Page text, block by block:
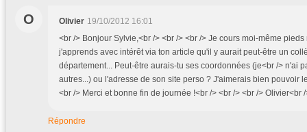
O Olivier 19/10/2012 16:01
<br /> Bonjour Sylvie,<br /> <br /> <br /> Je cours moi-même
j'apprends avec intérêt via ton article qu'il y aurait peut-être un
département... Peut-être aurais-tu ses coordonnées (je<br /> n'ai
autres...) ou l'adresse de son site perso ? J'aimerais bien pouvoir
<br /> Merci et bonne fin de journée !<br /> <br /> <br /> Olivier<br /
Répondre